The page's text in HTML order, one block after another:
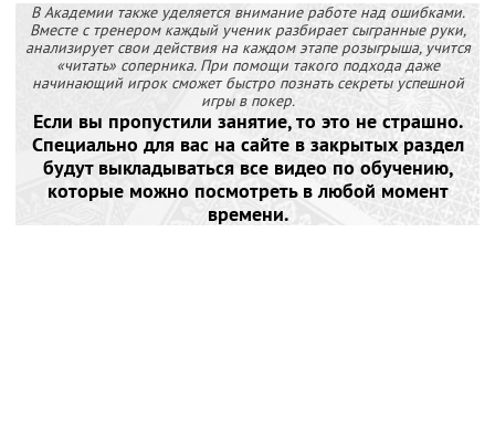
В Академии также уделяется внимание работе над ошибками.
Вместе с тренером каждый ученик разбирает сыгранные руки,
анализирует свои действия на каждом этапе розыгрыша, учится
«читать» соперника. При помощи такого подхода даже
начинающий игрок сможет быстро познать секреты успешной
игры в покер.
Если вы пропустили занятие, то это не страшно.
Специально для вас на сайте в закрытых раздел
будут выкладываться все видео по обучению,
которые можно посмотреть в любой момент
времени.